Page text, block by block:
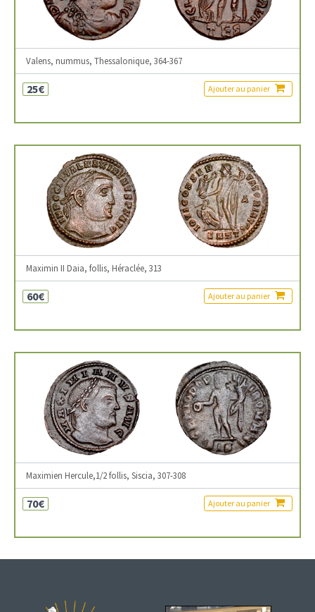
Valens, nummus, Thessalonique, 364-367
25€ Ajouter au panier
Maximin II Daia, follis, Héraclée, 313
60€ Ajouter au panier
Maximien Hercule,1/2 follis, Siscia, 307-308
70€ Ajouter au panier